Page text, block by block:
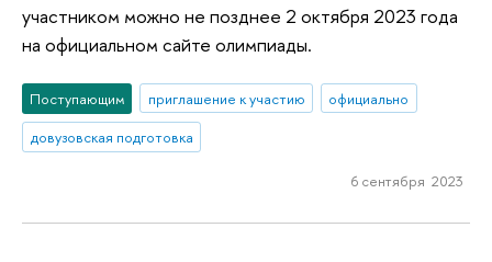
участником можно не позднее 2 октября 2023 года
на официальном сайте олимпиады.
Поступающим приглашение к участию
официально
довузовская подготовка
6 сентября 2023